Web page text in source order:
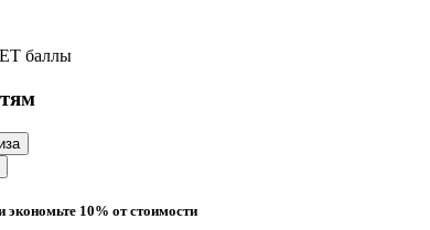
и педагогические науки
и социальная работа
и археология
баллы
10% от стоимости